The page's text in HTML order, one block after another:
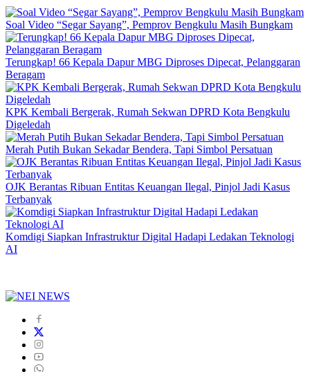
Soal Video “Segar Sayang”, Pemprov Bengkulu Masih Bungkam
Terungkap! 66 Kepala Dapur MBG Diproses Dipecat, Pelanggaran
Beragam
KPK Kembali Bergerak, Rumah Sekwan DPRD Kota Bengkulu
Digeledah
Merah Putih Bukan Sekadar Bendera, Tapi Simbol Persatuan
OJK Berantas Ribuan Entitas Keuangan Ilegal, Pinjol Jadi Kasus
Terbanyak
Komdigi Siapkan Infrastruktur Digital Hadapi Ledakan Teknologi
AI